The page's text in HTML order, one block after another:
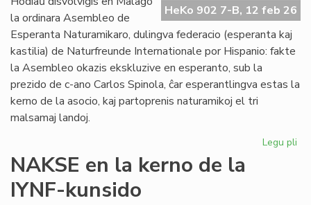
HeKo 902 7-B, 12 feb 26
la ordinara Asembleo de
Esperanta Naturamikaro, dulingva federacio (esperanta kaj
kastilia) de Naturfreunde Internationale por Hispanio: fakte
la Asembleo okazis ekskluzive en esperanto, sub la
prezido de c-ano Carlos Spinola, ĉar esperantlingva estas la
kerno de la asocio, kaj partoprenis naturamikoj el tri
malsamaj landoj.
Legu pli
NAKSE en la kerno de la
IYNF-kunsido